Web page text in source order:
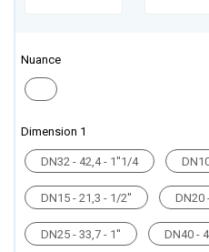
Nuance
Dimension 1
DN32 - 42,4 - 1''1/4
DN15 - 21,3 - 1/2'' DN20
DN25 - 33,7 - 1'' DN40 -